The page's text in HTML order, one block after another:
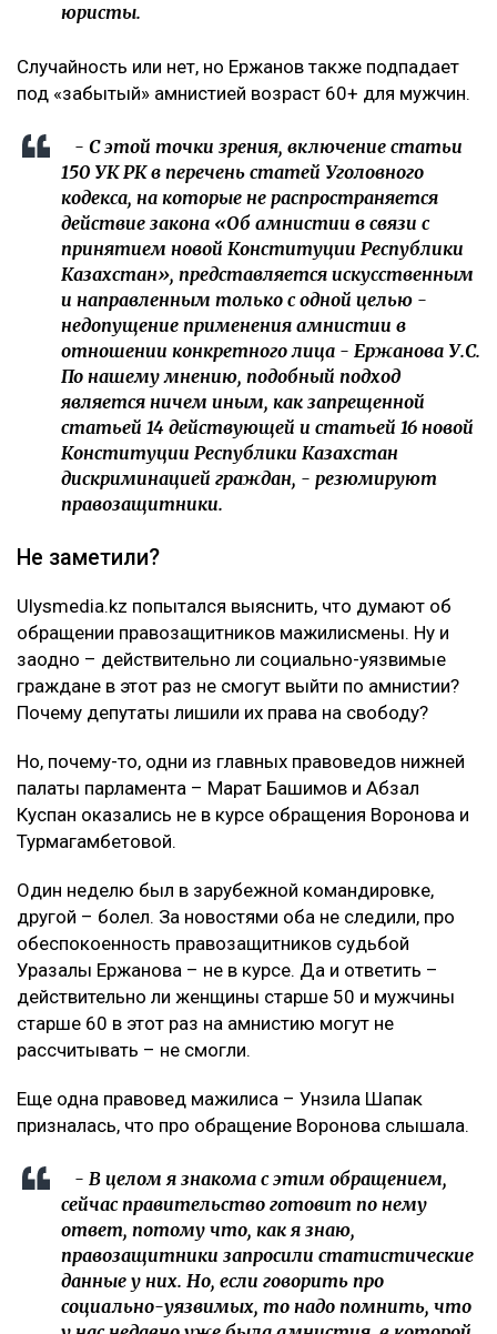
юристы.
Случайность или нет, но Ержанов также подпадает
под «забытый» амнистией возраст 60+ для мужчин.
- С этой точки зрения, включение статьи
150 УК РК в перечень статей Уголовного
кодекса, на которые не распространяется
действие закона «Об амнистии в связи с
принятием новой Конституции Республики
Казахстан», представляется искусственным
и направленным только с одной целью -
недопущение применения амнистии в
отношении конкретного лица - Ержанова У.С.
По нашему мнению, подобный подход
является ничем иным, как запрещенной
статьей 14 действующей и статьей 16 новой
Конституции Республики Казахстан
дискриминацией граждан, - резюмируют
правозащитники.
Не заметили?
Ulysmedia.kz попытался выяснить, что думают об
обращении правозащитников мажилисмены. Ну и
заодно – действительно ли социально-уязвимые
граждане в этот раз не смогут выйти по амнистии?
Почему депутаты лишили их права на свободу?
Но, почему-то, одни из главных правоведов нижней
палаты парламента – Марат Башимов и Абзал
Куспан оказались не в курсе обращения Воронова и
Турмагамбетовой.
Один неделю был в зарубежной командировке,
другой – болел. За новостями оба не следили, про
обеспокоенность правозащитников судьбой
Уразалы Ержанова – не в курсе. Да и ответить –
действительно ли женщины старше 50 и мужчины
старше 60 в этот раз на амнистию могут не
рассчитывать – не смогли.
Еще одна правовед мажилиса – Унзила Шапак
призналась, что про обращение Воронова слышала.
- В целом я знакома с этим обращением,
сейчас правительство готовит по нему
ответ, потому что, как я знаю,
правозащитники запросили статистические
данные у них. Но, если говорить про
социально-уязвимых, то надо помнить, что